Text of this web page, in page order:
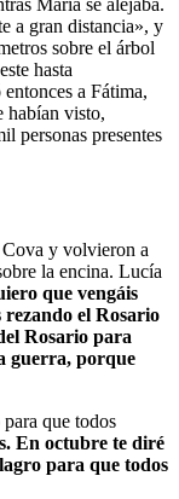
María se alejaba.
a gran distancia», y
sobre el árbol
hasta
a Fátima,
habían visto,
personas presentes
y volvieron a
la encina. Lucía
que vengáis
rezando el Rosario
Rosario para
guerra, porque
que todos
En octubre te diré
para que todos